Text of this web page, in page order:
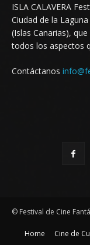
ISLA CALAVERA
Ciudad de la
(Islas Canarias),
todos los aspectos
Contáctanos
© Festival de Cine
Home Cine de